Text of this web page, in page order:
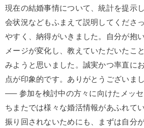
現在の結婚事情について、統計を提示
会状況などもふまえて説明してくださ
やすく、納得がいきました。自分が抱
メージが変化し、教えていただいたこ
みようと思いました。誠実かつ率直に
点が印象的です。ありがとうございまし
—– 参加を検討中の方々に向けたメッ
ちまたでは様々な婚活情報があふれて
振り回されないためにも、まずは自分